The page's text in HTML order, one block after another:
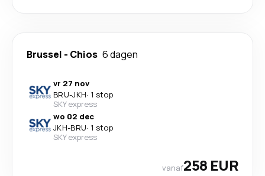
Brussel - Chios 6 dagen
vr 27 nov
BRU-JKH· 1 stop
SKY express
wo 02 dec
JKH-BRU· 1 stop
SKY express
vanaf258 EUR